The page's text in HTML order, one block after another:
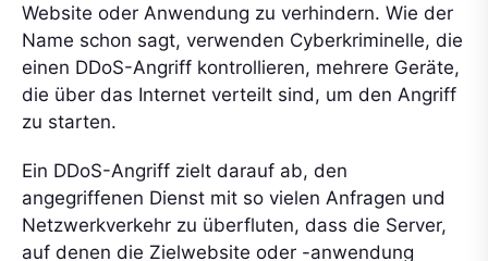
Website oder Anwendung zu verhindern. Wie der
Name schon sagt, verwenden Cyberkriminelle, die
einen DDoS-Angriff kontrollieren, mehrere Geräte,
die über das Internet verteilt sind, um den Angriff
zu starten.
Ein DDoS-Angriff zielt darauf ab, den
angegriffenen Dienst mit so vielen Anfragen und
Netzwerkverkehr zu überfluten, dass die Server,
auf denen die Zielwebsite oder -anwendung